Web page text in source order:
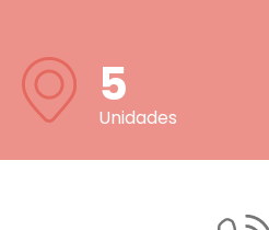
5
Unidades